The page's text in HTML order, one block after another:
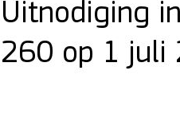
Uitnodiging
260 op 1 juli